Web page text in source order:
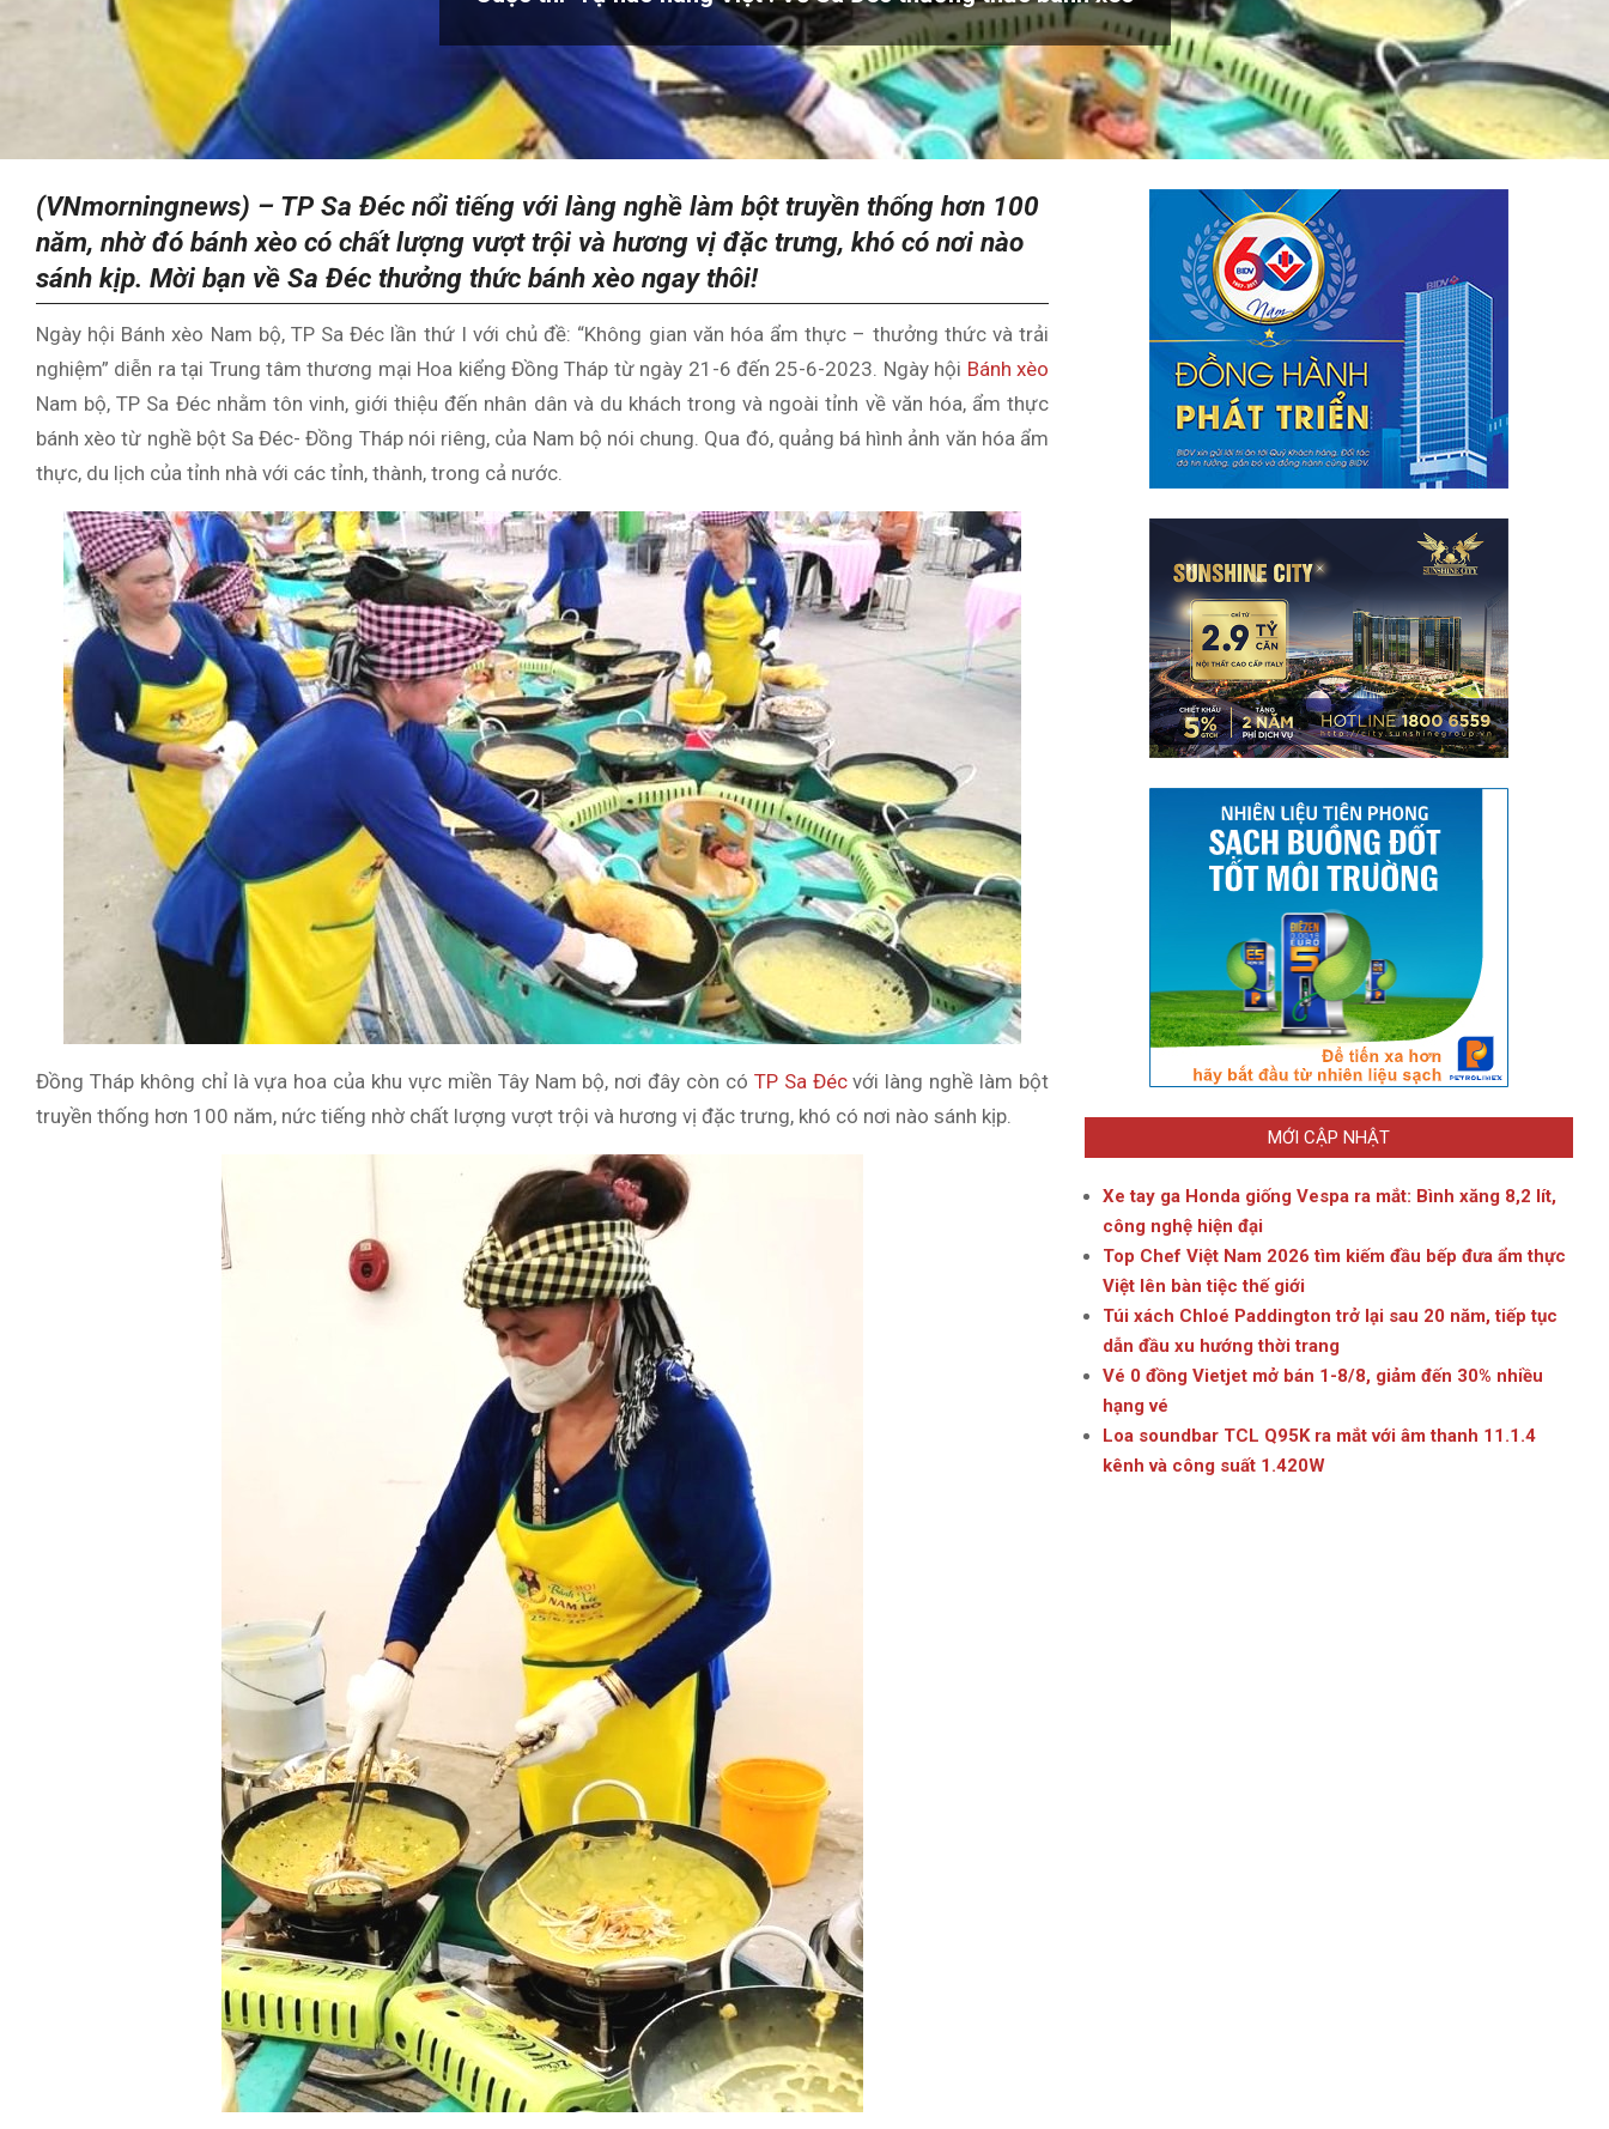
(VNmorningnews) – TP Sa Đéc nổi tiếng với làng nghề làm bột truyền thống hơn 100
năm, nhờ đó bánh xèo có chất lượng vượt trội và hương vị đặc trưng, khó có nơi nào
sánh kịp. Mời bạn về Sa Đéc thưởng thức bánh xèo ngay thôi!
Ngày hội Bánh xèo Nam bộ, TP Sa Đéc lần thứ I với chủ đề: “Không gian văn hóa ẩm thực – thưởng thức và trải
nghiệm” diễn ra tại Trung tâm thương mại Hoa kiểng Đồng Tháp từ ngày 21-6 đến 25-6-2023. Ngày hội Bánh xèo
Nam bộ, TP Sa Đéc nhằm tôn vinh, giới thiệu đến nhân dân và du khách trong và ngoài tỉnh về văn hóa, ẩm thực
bánh xèo từ nghề bột Sa Đéc- Đồng Tháp nói riêng, của Nam bộ nói chung. Qua đó, quảng bá hình ảnh văn hóa ẩm
thực, du lịch của tỉnh nhà với các tỉnh, thành, trong cả nước.
Đồng Tháp không chỉ là vựa hoa của khu vực miền Tây Nam bộ, nơi đây còn có TP Sa Đécvới làng nghề làm bột
truyền thống hơn 100 năm, nức tiếng nhờ chất lượng vượt trội và hương vị đặc trưng, khó có nơi nào sánh kịp.
MỚI CẬP NHẬT
Xe tay ga Honda giống Vespa ra mắt: Bình xăng 8,2 lít,
công nghệ hiện đại
Top Chef Việt Nam 2026 tìm kiếm đầu bếp đưa ẩm thực
Việt lên bàn tiệc thế giới
Túi xách Chloé Paddington trở lại sau 20 năm, tiếp tục
dẫn đầu xu hướng thời trang
Vé 0 đồng Vietjet mở bán 1-8/8, giảm đến 30% nhiều
hạng vé
Loa soundbar TCL Q95K ra mắt với âm thanh 11.1.4
kênh và công suất 1.420W